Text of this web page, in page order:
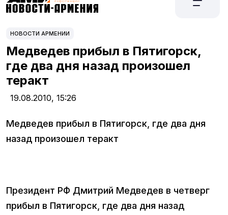
НОВОСТИ АРМЕНИИ
Медведев прибыл в Пятигорск,
где два дня назад произошел
теракт
19.08.2010, 15:26
Медведев прибыл в Пятигорск, где два дня
назад произошел теракт
Президент РФ Дмитрий Медведев в четверг
прибыл в Пятигорск, где два дня назад